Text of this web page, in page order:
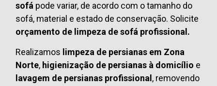
sofá pode variar, de acordo com o tamanho do
sofá, material e estado de conservação. Solicite
orçamento de limpeza de sofá profissional.
Realizamos limpeza de persianas em Zona
Norte, higienização de persianas à domicílio e
lavagem de persianas profissional, removendo